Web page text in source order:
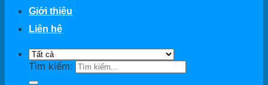
Giới thiệu
Liên hệ
Tìm kiếm: